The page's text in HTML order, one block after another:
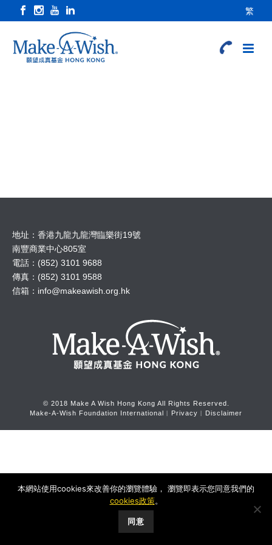
繁
地址：香港九龍九龍灣臨樂街19號
南豐商業中心805室
電話：(852) 3101 9688
傳真：(852) 3101 9588
信箱： info@makeawish.org.hk
© 2018 Make A Wish Hong Kong All Rights Reserved.
Make-A-Wish Foundation International ︱ Privacy ︱ Disclaimer
本網站使用cookies來改善你的瀏覽體驗， 瀏覽即表示您同意我們的
cookies政策。
同意